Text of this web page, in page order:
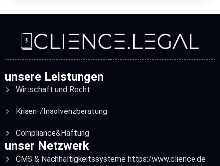
unsere Leistungen
Wirtschaft und Recht
Krisen-/Insolvenzberatung
Compliance&Haftung
unser Netzwerk
CMS & Nachhaltigkeitssysteme https:/www.clience.de